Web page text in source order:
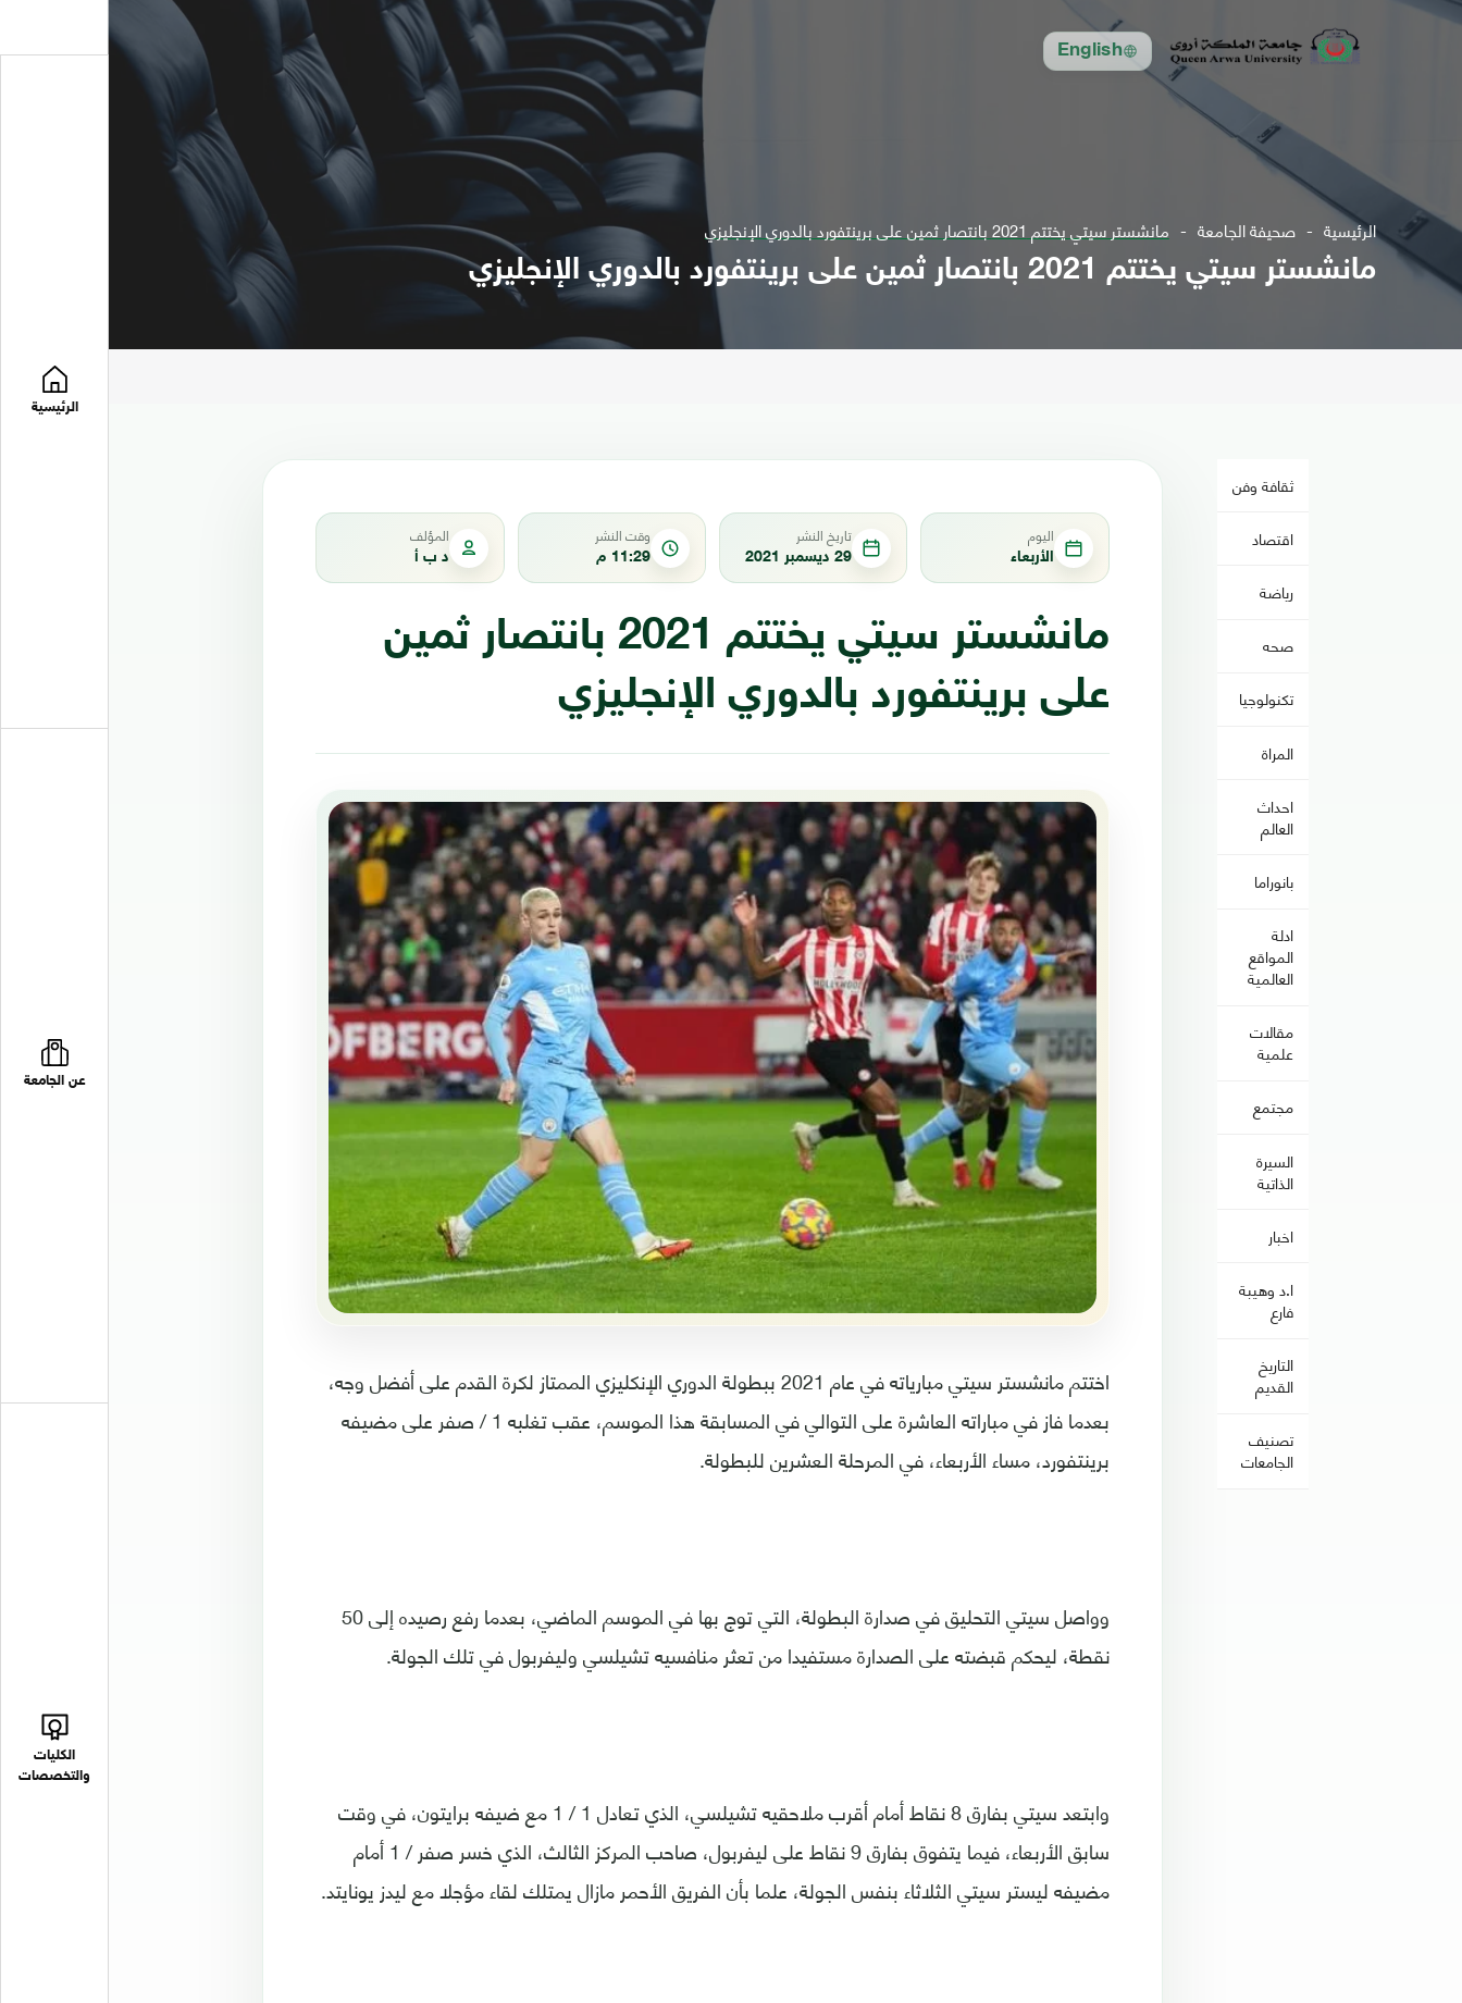
English
الرئيسية
عن الجامعة
الكليات
والتخصصات
الرئيسية صحيفة الجامعة مانشستر سيتي يختتم 2021 بانتصار ثمين على برينتفورد بالدوري الإنجليزي
مانشستر سيتي يختتم 2021 بانتصار ثمين على برينتفورد بالدوري الإنجليزي
ثقافة وفن
اقتصاد
رياضة
صحه
تكنولوجيا
المراة
احداث
العالم
بانوراما
ادلة
المواقع
العالمية
مقالات
علمية
مجتمع
السيرة
الذاتية
اخبار
ا.د وهيبة
فارع
التاريخ
القديم
تصنيف
الجامعات
اليوم
الأربعاء
تاريخ النشر
29 ديسمبر 2021
وقت النشر
11:29 م
المؤلف
د ب أ
مانشستر سيتي يختتم 2021 بانتصار ثمين
على برينتفورد بالدوري الإنجليزي
اختتم مانشستر سيتي مبارياته في عام 2021 ببطولة الدوري الإنكليزي الممتاز لكرة القدم على أفضل وجه،
بعدما فاز في مباراته العاشرة على التوالي في المسابقة هذا الموسم، عقب تغلبه 1 / صفر على مضيفه
برينتفورد، مساء الأربعاء، في المرحلة العشرين للبطولة.
وواصل سيتي التحليق في صدارة البطولة، التي توج بها في الموسم الماضي، بعدما رفع رصيده إلى 50
نقطة، ليحكم قبضته على الصدارة مستفيدا من تعثر منافسيه تشيلسي وليفربول في تلك الجولة.
وابتعد سيتي بفارق 8 نقاط أمام أقرب ملاحقيه تشيلسي، الذي تعادل 1 / 1 مع ضيفه برايتون، في وقت
سابق الأربعاء، فيما يتفوق بفارق 9 نقاط على ليفربول، صاحب المركز الثالث، الذي خسر صفر / 1 أمام
مضيفه ليستر سيتي الثلاثاء بنفس الجولة، علما بأن الفريق الأحمر مازال يمتلك لقاء مؤجلا مع ليدز يونايتد.